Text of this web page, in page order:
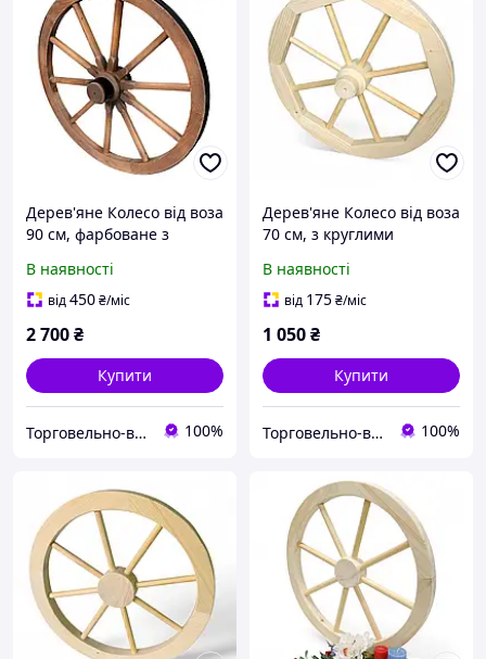
Дерев'яне Колесо від воза
90 см, фарбоване з
В наявності
від450₴/міс
2 700₴
Купити
Торговельно-виробнича компанія "ДОМЗА" 100%
Дерев'яне Колесо від воза
70 см, з круглими
В наявності
від 175₴/міс
1 050₴
Купити
Торговельно-виробнича компанія "ДОМЗА" 100%